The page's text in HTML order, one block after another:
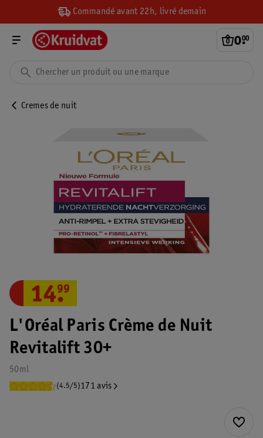
Commandé avant 22h, livré demain
0.
00
Cremes de nuit
L'Oréal Paris Crème de Nuit
Revitalift 30+
50ml
(4.5/5)171 avis
14.
99